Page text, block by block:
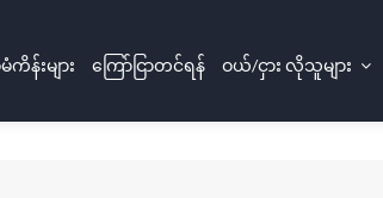
ကိန်းများ ကြော်ငြာတင်ရန် ဝယ်/ငှား လိုသူများ